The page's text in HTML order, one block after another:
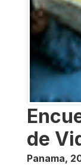
de
Panama,